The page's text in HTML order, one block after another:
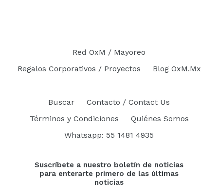
Red OxM / Mayoreo
Regalos Corporativos / Proyectos
Blog OxM.Mx
Buscar
Contacto / Contact Us
Términos y Condiciones
Quiénes Somos
Whatsapp: 55 1481 4935
Suscríbete a nuestro boletín de noticias
para enterarte primero de las últimas
noticias